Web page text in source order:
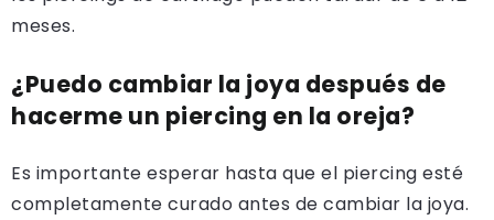
meses.
¿Puedo cambiar la joya después de
hacerme un piercing en la oreja?
Es importante esperar hasta que el piercing esté
completamente curado antes de cambiar la joya.